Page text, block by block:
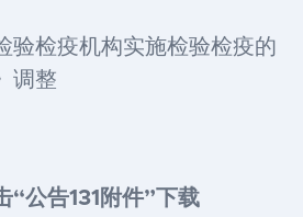
验检疫机构实施检验检疫的
调整
“公告131附件”下载